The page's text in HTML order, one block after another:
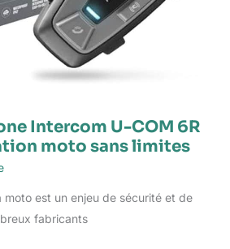
Intercom U-COM 6R
moto sans limites
moto est un enjeu de sécurité et de
fabricants